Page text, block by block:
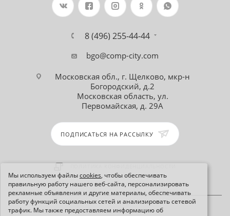
Мы используем файлыcookies, чтобы обеспечивать
правильную работу нашего веб-сайта, персонализировать
рекламные объявления и другие материалы, обеспечивать
работу функций социальных сетей и анализировать сетевой
трафик. Мы также предоставляем информацию об
8 (496) 255-44-44
bgo@comp-city.com
Московская обл., г. Щелково, мкр-н
Богородский, д.2
Московская область, ул.
Первомайская, д. 29А
ПОДПИСАТЬСЯ НА РАССЫЛКУ